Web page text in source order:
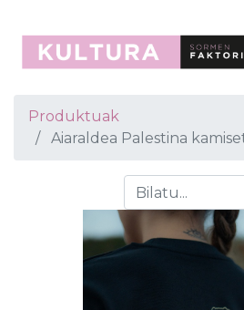
Produktuak
Aiaraldea Palestina